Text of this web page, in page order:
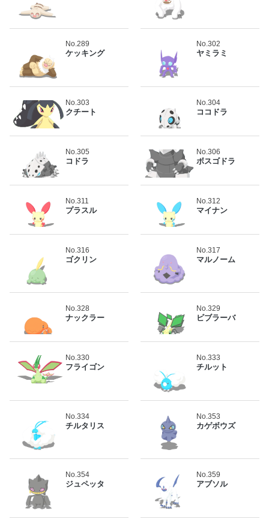
No.289
ケッキング
No.302
ヤミラミ
No.303
クチート
No.304
ココドラ
No.305
コドラ
No.306
ボスゴドラ
No.311
プラスル
No.312
マイナン
No.316
ゴクリン
No.317
マルノーム
No.328
ナックラー
No.329
ビブラーバ
No.330
フライゴン
No.333
チルット
No.334
チルタリス
No.353
カゲボウズ
No.354
ジュペッタ
No.359
アブソル